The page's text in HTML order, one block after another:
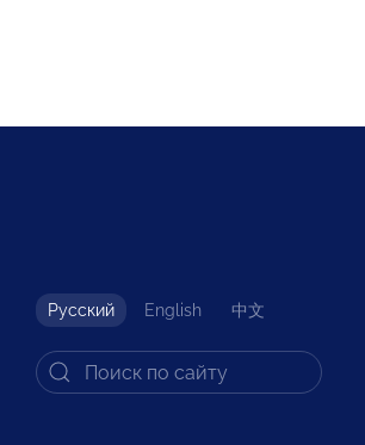
Русский English 中文